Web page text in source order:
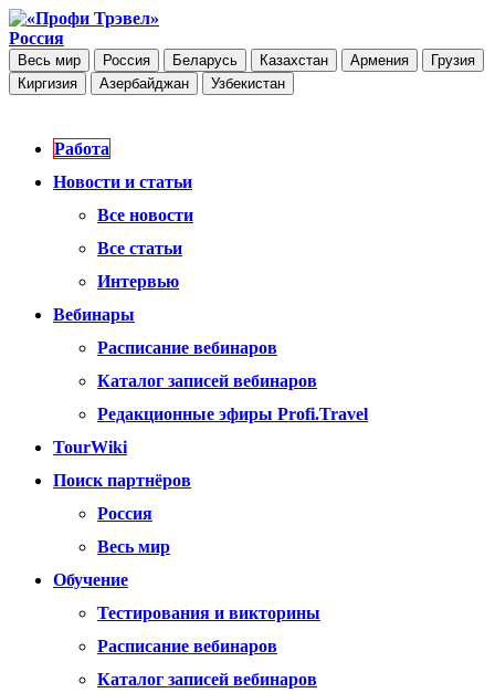
Россия
Весь мир Россия Беларусь Казахстан Армения
Грузия
Киргизия
Азербайджан Узбекистан
Работа
Новости и статьи
Все новости
Все статьи
Интервью
Вебинары
Расписание вебинаров
Каталог записей вебинаров
Редакционные эфиры Profi.Travel
TourWiki
Поиск партнёров
Россия
Весь мир
Обучение
Тестирования и викторины
Расписание вебинаров
Каталог записей вебинаров